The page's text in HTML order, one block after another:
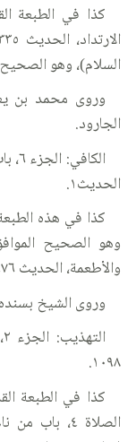
السلام)، وهو
وروى محمد بن
الجارود.
الحديث١.
كذا في هذه
والأطعمة، الحديث ٤٧٦.
وروى الشيخ
١٠٩٨.